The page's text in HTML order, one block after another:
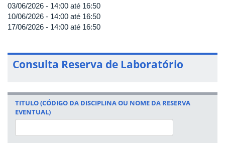
03/06/2026 - 14:00 até 16:50
10/06/2026 - 14:00 até 16:50
17/06/2026 - 14:00 até 16:50
Consulta Reserva de Laboratório
TITULO (CÓDIGO DA DISCIPLINA OU NOME DA RESERVA
EVENTUAL)